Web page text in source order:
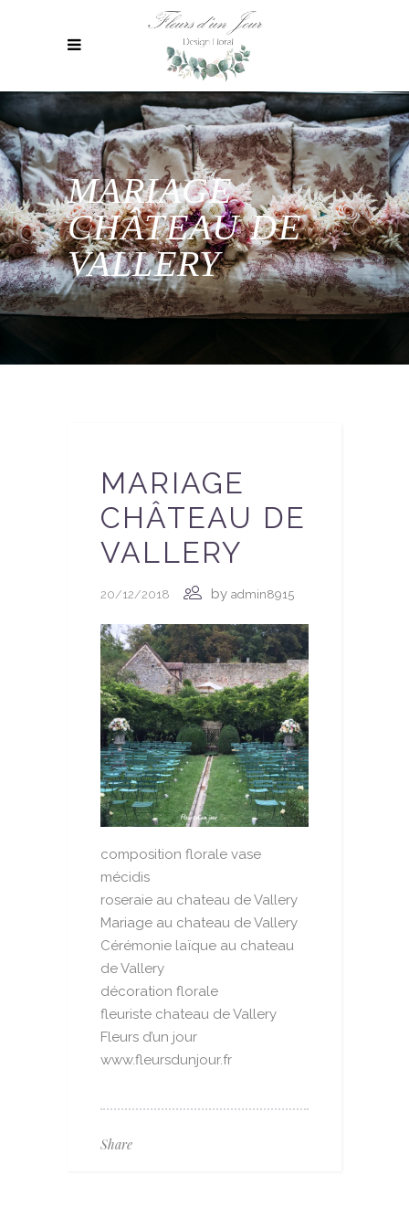
MARIAGE
CHÂTEAU DE
VALLERY
MARIAGE
CHÂTEAU DE
VALLERY
20/12/2018 by admin8915
composition florale vase
mécidis
roseraie au chateau de Vallery
Mariage au chateau de Vallery
Cérémonie laïque au chateau
de Vallery
décoration florale
fleuriste chateau de Vallery
Fleurs d’un jour
www.fleursdunjour.fr
Share